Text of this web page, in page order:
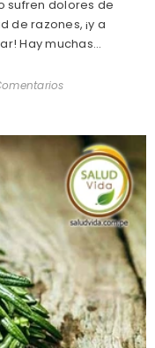
sufren dolores de
de razones, ¡y a
Hay muchas...